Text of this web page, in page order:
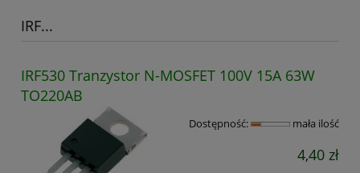
IRF...
IRF530 Tranzystor N-MOSFET 100V 15A 63W
TO220AB
Dostępność: mała ilość
4,40 zł